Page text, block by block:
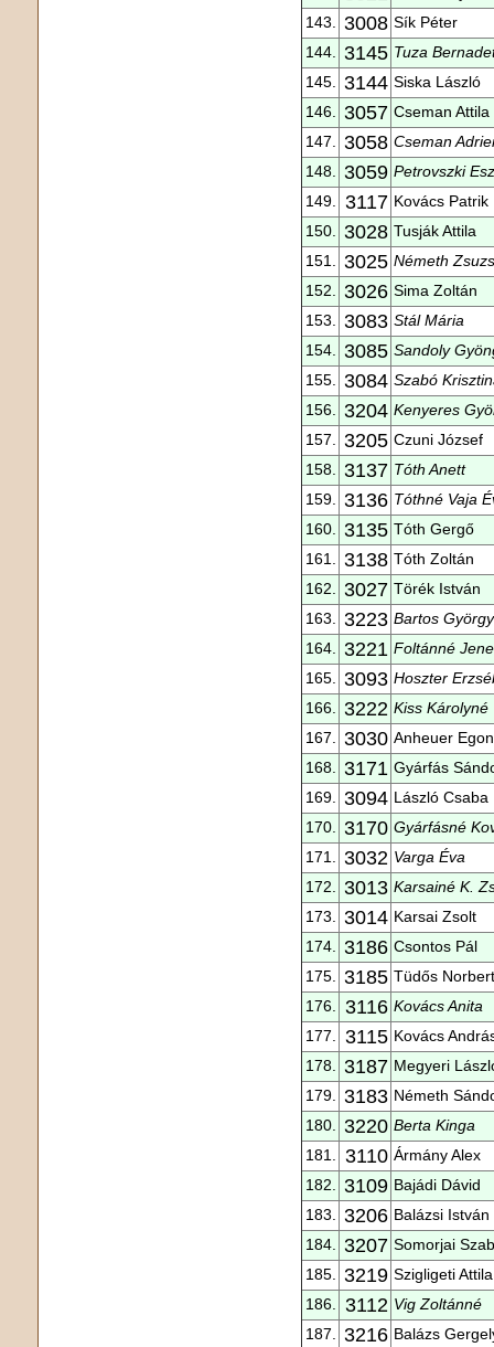
143.
3008 Sík Péter
144.
3145 Tuza
145.
3144 Siska László
146.
3057 Cseman Attila
147.
3058 Cseman
148.
3059 Petrovszki
149.
3117 Kovács Patrik
150.
3028 Tusják Attila
151.
3025 Németh
152.
3026 Sima Zoltán
153.
3083 Stál Mária
154.
3085 Sandoly
155.
3084 Szabó
156.
3204 Kenyeres
157.
3205 Czuni József
158.
3137 Tóth Anett
159.
3136 Tóthné Vaja
160.
3135 Tóth Gergő
161.
3138 Tóth Zoltán
162.
3027 Törék István
163.
3223 Bartos
164.
3221 Foltánné
165.
3093 Hoszter
166.
3222 Kiss Károlyné
167.
3030 Anheuer Egon
168.
3171 Gyárfás
169.
3094 László Csaba
170.
3170 Gyárfásné
171.
3032 Varga Éva
172.
3013 Karsainé K.
173.
3014 Karsai Zsolt
174.
3186 Csontos Pál
175.
3185 Tüdős Norbert
176.
3116 Kovács Anita
177.
3115 Kovács
178.
3187 Megyeri
179.
3183 Németh
180.
3220 Berta Kinga
181.
3110 Ármány Alex
182.
3109 Bajádi Dávid
183.
3206 Balázsi István
184.
3207 Somorjai
185.
3219 Szigligeti Attila
186.
3112 Vig Zoltánné
187.
3216 Balázs